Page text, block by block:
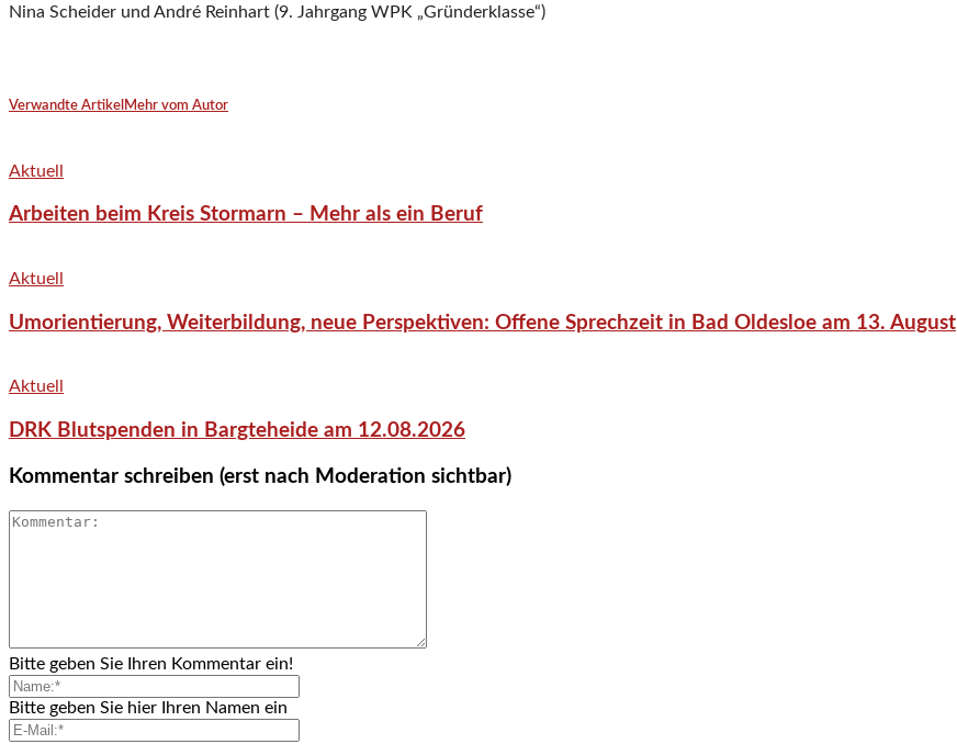
Nina Scheider und André Reinhart (9. Jahrgang WPK „Gründerklasse“)
Verwandte Artikel Mehr vom Autor
Aktuell
Arbeiten beim Kreis Stormarn – Mehr als ein Beruf
Aktuell
Umorientierung, Weiterbildung, neue Perspektiven: Offene Sprechzeit in Bad Oldesloe am 13. August
Aktuell
DRK Blutspenden in Bargteheide am 12.08.2026
Kommentar schreiben (erst nach Moderation sichtbar)
Bitte geben Sie Ihren Kommentar ein!
Bitte geben Sie hier Ihren Namen ein